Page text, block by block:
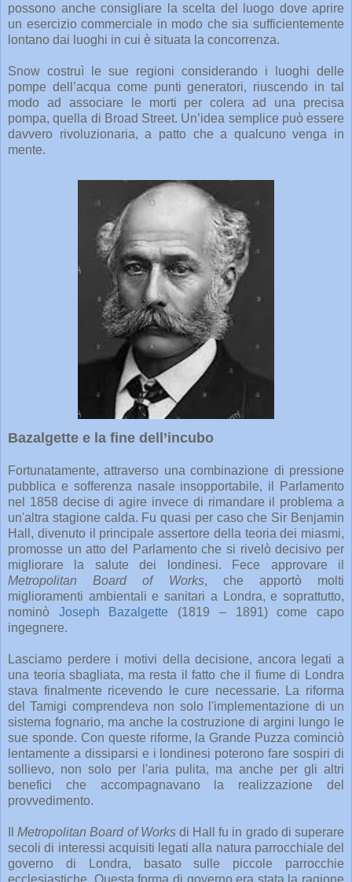
possono anche consigliare la scelta del luogo dove aprire
un esercizio commerciale in modo che sia sufficientemente
lontano dai luoghi in cui è situata la concorrenza.
Snow costruì le sue regioni considerando i luoghi delle
pompe dell’acqua come punti generatori, riuscendo in tal
modo ad associare le morti per colera ad una precisa
pompa, quella di Broad Street. Un’idea semplice può essere
davvero rivoluzionaria, a patto che a qualcuno venga in
mente.
Bazalgette e la fine dell’incubo
Fortunatamente, attraverso una combinazione di pressione
pubblica e sofferenza nasale insopportabile, il Parlamento
nel 1858 decise di agire invece di rimandare il problema a
un'altra stagione calda. Fu quasi per caso che Sir Benjamin
Hall, divenuto il principale assertore della teoria dei miasmi,
promosse un atto del Parlamento che si rivelò decisivo per
migliorare la salute dei londinesi. Fece approvare il
Metropolitan Board of Works, che apportò molti
miglioramenti ambientali e sanitari a Londra, e soprattutto,
nominò Joseph Bazalgette (1819 – 1891) come capo
ingegnere.
Lasciamo perdere i motivi della decisione, ancora legati a
una teoria sbagliata, ma resta il fatto che il fiume di Londra
stava finalmente ricevendo le cure necessarie. La riforma
del Tamigi comprendeva non solo l'implementazione di un
sistema fognario, ma anche la costruzione di argini lungo le
sue sponde. Con queste riforme, la Grande Puzza cominciò
lentamente a dissiparsi e i londinesi poterono fare sospiri di
sollievo, non solo per l'aria pulita, ma anche per gli altri
benefici che accompagnavano la realizzazione del
provvedimento.
IlMetropolitan Board of Worksdi Hall fu in grado di superare
secoli di interessi acquisiti legati alla natura parrocchiale del
governo di Londra, basato sulle piccole parrocchie
ecclesiastiche. Questa forma di governo era stata la ragione